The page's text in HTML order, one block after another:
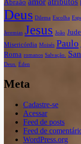
Abraão
Deus Dilema Escolha
Jeremias Jesus João
Misericórdia Moisés Paulo
Roma romanos Salvação.
Deus.
Éden
Meta
Cadastre-se
Acessar
Feed de posts
Feed de
WordPress.org